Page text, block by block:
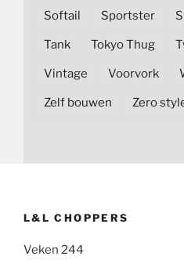
Softail Sportster
Tank Tokyo Thug
Vintage Voorvork
Zelf bouwen Zero
L&L CHOPPERS
Veken 244